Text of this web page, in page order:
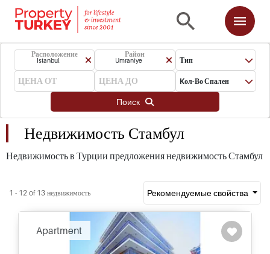
Расположение
Istanbul
Район
Umraniye Тип
Kол-Во Спален
Поиск
Недвижимость Стамбул
Недвижимость в Турции предложения недвижимость Стамбул
1 - 12 of 13 недвижимость Рекомендуемые свойства
Apartment